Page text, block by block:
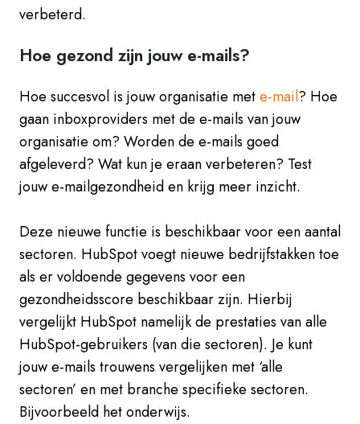
verbeterd.
Hoe gezond zijn jouw e-mails?
Hoe succesvol is jouw organisatie mete-mail? Hoe
gaan inboxproviders met de e-mails van jouw
organisatie om? Worden de e-mails goed
afgeleverd? Wat kun je eraan verbeteren? Test
jouw e-mailgezondheid en krijg meer inzicht.
Deze nieuwe functie is beschikbaar voor een aantal
sectoren. HubSpot voegt nieuwe bedrijfstakken toe
als er voldoende gegevens voor een
gezondheidsscore beschikbaar zijn. Hierbij
vergelijkt HubSpot namelijk de prestaties van alle
HubSpot-gebruikers (van die sectoren). Je kunt
jouw e-mails trouwens vergelijken met ‘alle
sectoren’ en met branche specifieke sectoren.
Bijvoorbeeld het onderwijs.